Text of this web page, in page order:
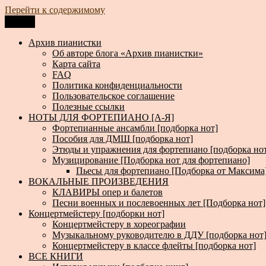
Перейти к содержимому
Архив пианистки
Всё для пианистов: ноты, книги, музыка, статьи…
Архив пианистки
Об авторе блога «Архив пианистки»
Карта сайта
FAQ
Политика конфиденциальности
Пользовательское соглашение
Полезные ссылки
НОТЫ ДЛЯ ФОРТЕПИАНО [А-Я]
Фортепианные ансамбли [подборка нот]
Пособия для ДМШ [подборка нот]
Этюды и упражнения для фортепиано [подборка
Музицирование [Подборка нот для фортепиано]
Пьесы для фортепиано [Подборка от
ВОКАЛЬНЫЕ ПРОИЗВЕДЕНИЯ
КЛАВИРЫ опер и балетов
Песни военных и послевоенных лет [Подборка нот]
Концертмейстеру [подборки нот]
Концертмейстеру в хореографии
Музыкальному руководителю в ДДУ [подборка нот]
Концертмейстеру в классе флейты [подборка нот]
ВСЕ КНИГИ